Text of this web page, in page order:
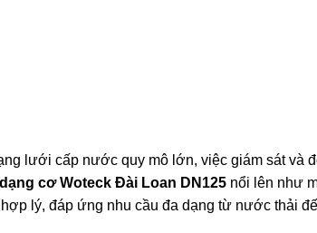
lưới cấp nước quy mô lớn, việc giám sát và
cơ Woteck Đài Loan DN125 nổi lên như
lý, đáp ứng nhu cầu đa dạng từ nước thải